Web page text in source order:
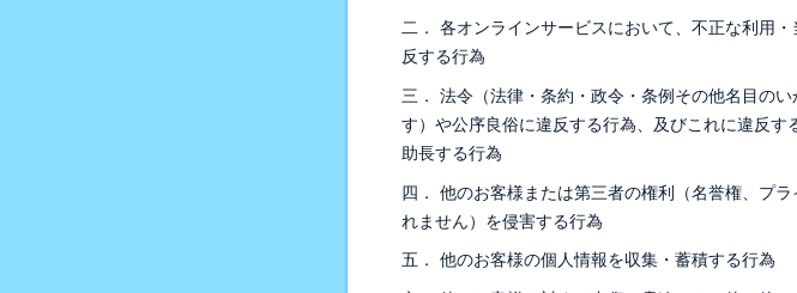
二． 各オンラインサービスにおいて、不正な利用
反する行為
三． 法令（法律・条約・政令・条例その他名目の
す）や公序良俗に違反する行為、及びこれに違反す
助長する行為
四． 他のお客様または第三者の権利（名誉権、プ
れません）を侵害する行為
五． 他のお客様の個人情報を収集・蓄積する行為